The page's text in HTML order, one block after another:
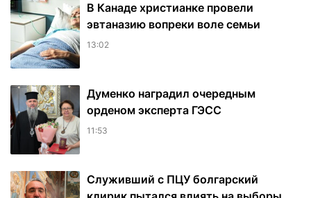
В Канаде христианке провели
эвтаназию вопреки воле семьи
13:02
Думенко наградил очередным
орденом эксперта ГЭСС
11:53
Служивший с ПЦУ болгарский